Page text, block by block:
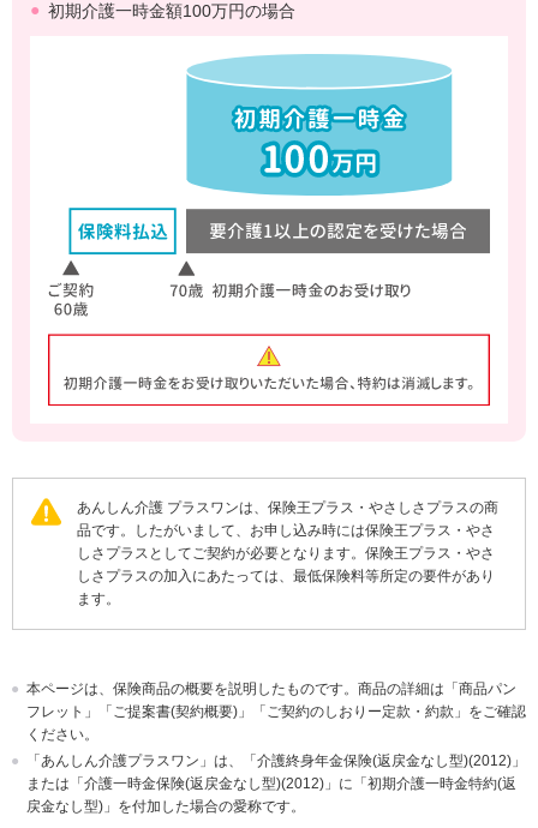
初期介護一時金額100万円の場合
あんしん介護 プラスワンは、保険王プラス・やさしさプラスの商
品です。したがいまして、お申し込み時には保険王プラス・やさ
しさプラスとしてご契約が必要となります。保険王プラス・やさ
しさプラスの加入にあたっては、最低保険料等所定の要件があり
ます。
本ページは、保険商品の概要を説明したものです。商品の詳細は「商品パン
フレット」「ご提案書(契約概要)」「ご契約のしおりー定款・約款」をご確認
ください。
「あんしん介護プラスワン」は、「介護終身年金保険(返戻金なし型)(2012)」
または「介護一時金保険(返戻金なし型)(2012)」に「初期介護一時金特約(返
戻金なし型)」を付加した場合の愛称です。